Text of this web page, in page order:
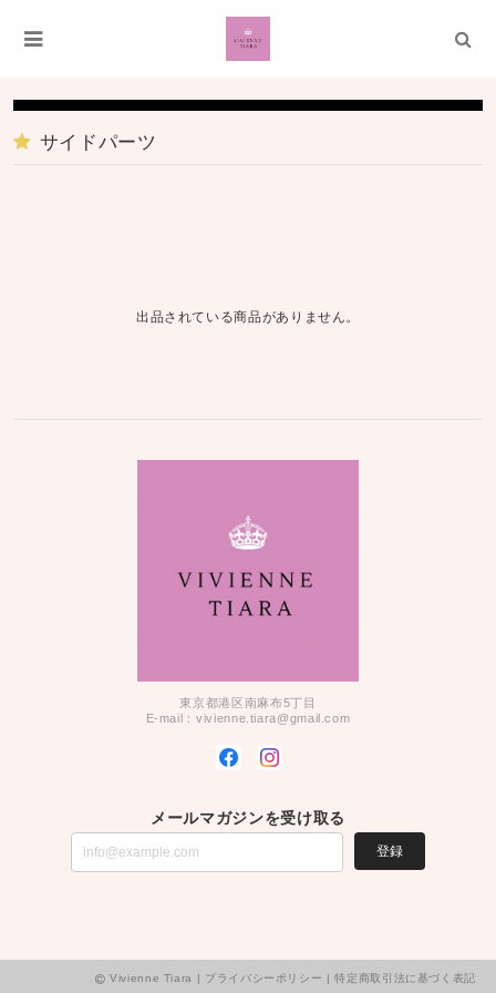
サイドパーツ
出品されている商品がありません。
東京都港区南麻布5丁目
E-mail：vivienne.tiara@gmail.com
メールマガジンを受け取る
登録
Vivienne Tiara | プライバシーポリシー |特定商取引法に基づく表記